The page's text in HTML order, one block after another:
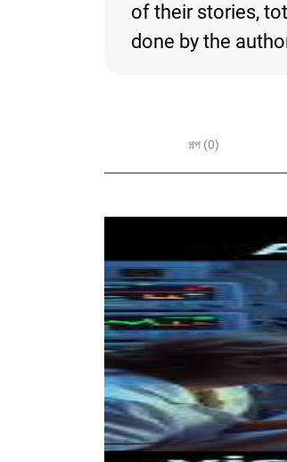
of their stories,
done by the
গল্প (0)